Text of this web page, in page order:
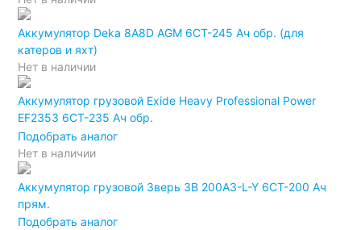
Аккумулятор Deka 8A8D AGM 6СТ-245 Ач обр. (для
катеров и яхт)
Нет в наличии
Аккумулятор грузовой Exide Heavy Professional Power
EF2353 6СТ-235 Ач обр.
Подобрать аналог
Нет в наличии
Аккумулятор грузовой Зверь ЗВ 200A3-L-Y 6СТ-200 Ач
прям.
Подобрать аналог